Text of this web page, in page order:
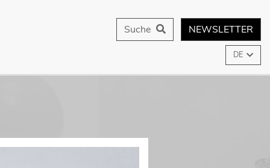
NEWSLETTER
Suche
DE